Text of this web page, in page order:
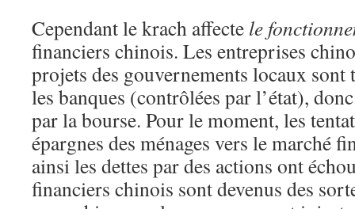
Cependant le krach affecte le
financiers chinois. Les entreprises
projets des gouvernements locaux
les banques (contrôlées par l’état),
par la bourse. Pour le moment, les
épargnes des ménages vers le marché
ainsi les dettes par des actions ont
financiers chinois sont devenus des